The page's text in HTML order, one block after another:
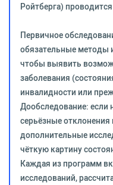
Ройтберга)
Первичное
обязательные методы
чтобы выявить
заболевания
инвалидности или
Дообследование: если
серьёзные
дополнительные
чёткую картину
Каждая из программ
исследований,